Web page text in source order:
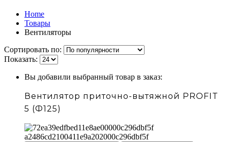
Home
Товары
Вентиляторы
Сортировать по:
Показать:
Вы добавили выбранный товар в заказ:
Вентилятор приточно-вытяжной PROFIT
5 (Ф125)